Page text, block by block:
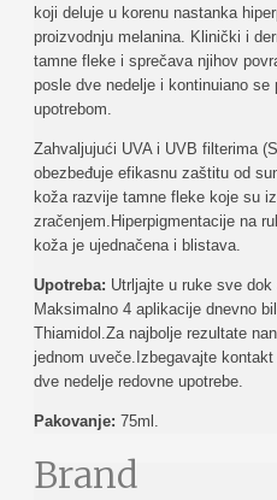
koji deluje u korenu nastanka
proizvodnju melanina. Klinički i
tamne fleke i sprečava njihov
posle dve nedelje i kontinuiano se
upotrebom.
Zahvaljujući UVA i UVB filterima
obezbeđuje efikasnu zaštitu od
koža razvije tamne fleke koje su
zračenjem.Hiperpigmentacije na
koža je ujednačena i blistava.
Upotreba: Utrljajte u ruke sve dok
Maksimalno 4 aplikacije dnevno
Thiamidol.Za najbolje rezultate
jednom uveče.Izbegavajte
dve nedelje redovne upotrebe.
Pakovanje: 75ml.
Brand